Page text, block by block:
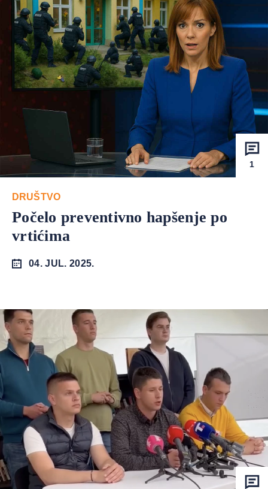
1
DRUŠTVO
Počelo preventivno hapšenje po
vrtićima
04. JUL. 2025.